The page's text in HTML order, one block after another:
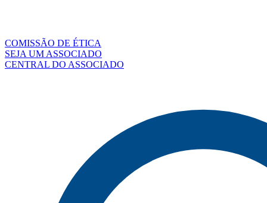
COMISSÃO DE ÉTICA
SEJA UM ASSOCIADO
CENTRAL DO ASSOCIADO